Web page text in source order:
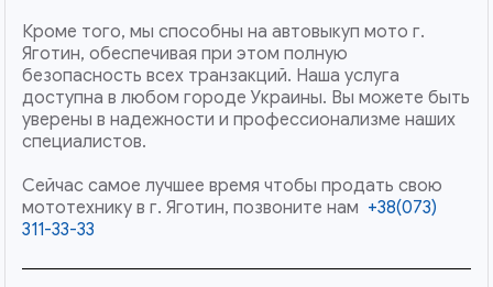
Кроме того, мы способны на автовыкуп мото г.
Яготин, обеспечивая при этом полную
безопасность всех транзакций. Наша услуга
доступна в любом городе Украины. Вы можете быть
уверены в надежности и профессионализме наших
специалистов.
Сейчас самое лучшее время чтобы продать свою
мототехнику в г. Яготин, позвоните нам +38(073)
311-33-33